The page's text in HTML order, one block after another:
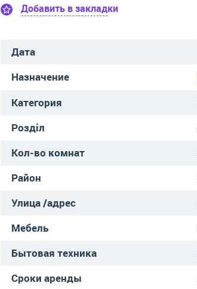
Добавить в закладки
Дата
Назначение
Категория
Розділ
Кол-во комнат
Район
Улица /адрес
Мебель
Бытовая техника
Сроки аренды